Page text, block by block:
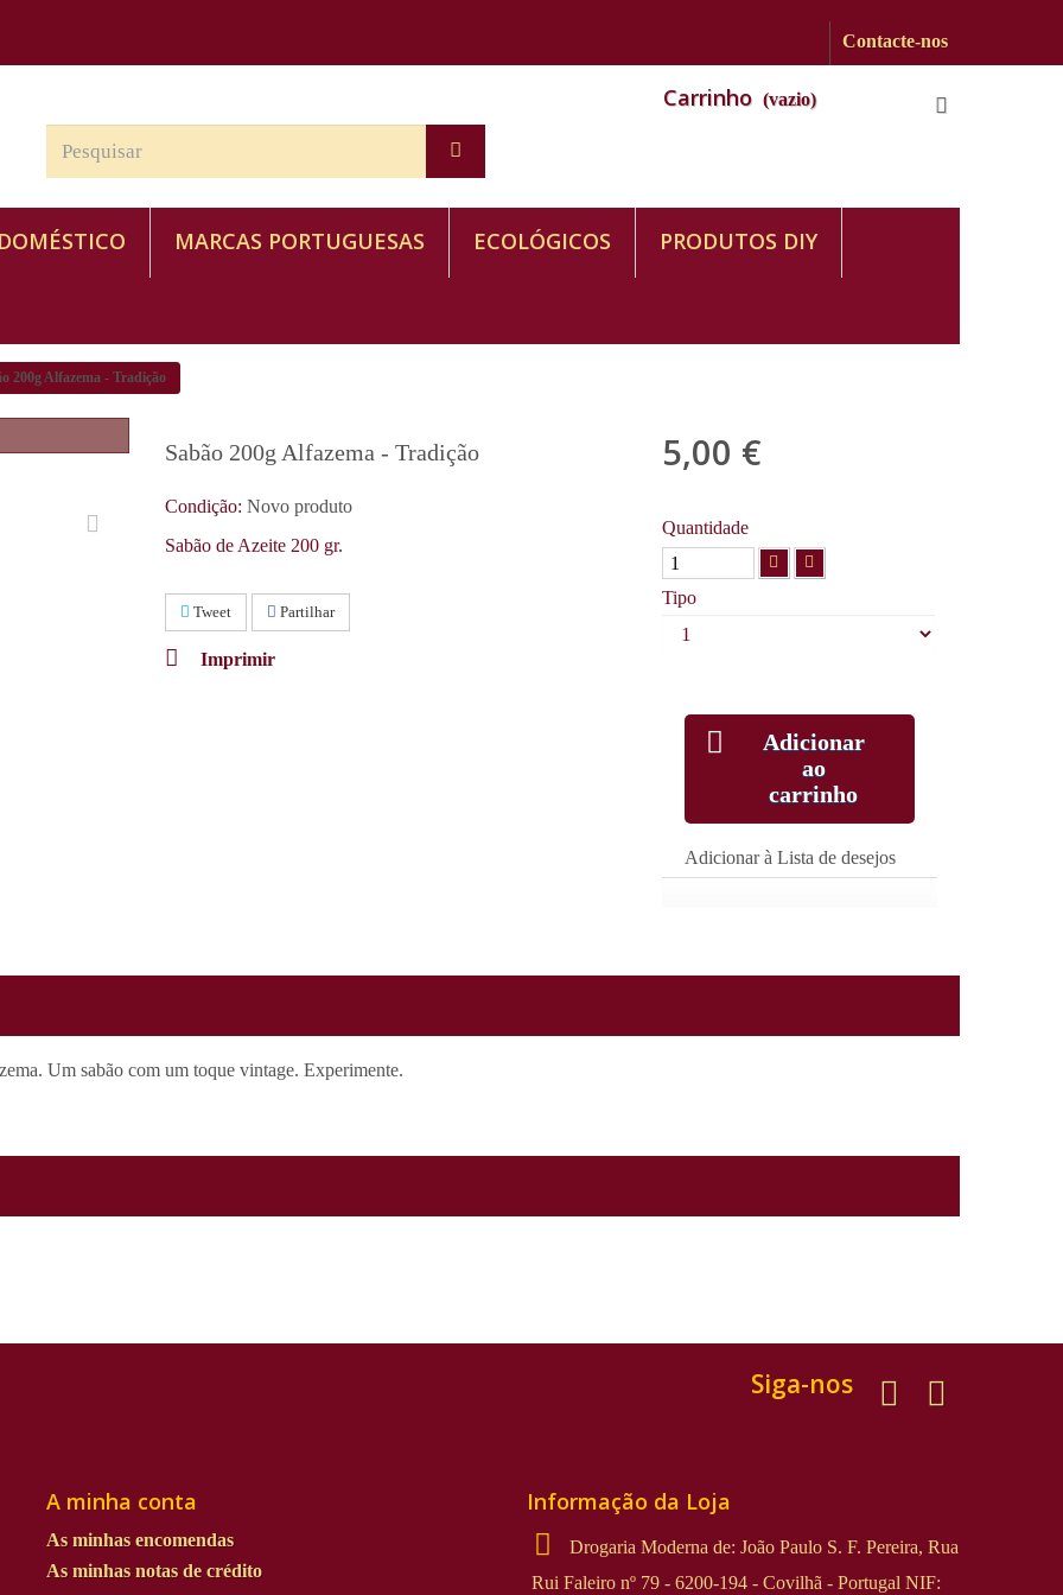
Contacte-nos
Carrinho (vazio)
MARCAS PORTUGUESAS ECOLÓGICOS PRODUTOS DIY
200g Alfazema - Tradição
Sabão 200g Alfazema - Tradição
Condição: Novo produto
Sabão de Azeite 200 gr.
Tweet Partilhar
Imprimir
5,00 €
Quantidade
Tipo
Adicionar
ao
carrinho
Adicionar à Lista de desejos
Um sabão com um toque vintage. Experimente.
Siga-nos
A minha conta
As minhas encomendas
As minhas notas de crédito
Informação da Loja
Drogaria Moderna de: João Paulo S. F. Pereira, Rua
Rui Faleiro nº 79 - 6200-194 - Covilhã - Portugal NIF: